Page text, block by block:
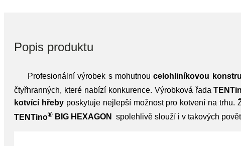
Popis produktu
Profesionální výrobek s mohutnoucelohliníkovou
čtyřhranných, které nabízí konkurence. Výrobková řada
kotvící hřebyposkytuje nejlepší možnost pro kotvení na trhu.
TENTino® BIG HEXAGON spolehlivě slouží i v takových